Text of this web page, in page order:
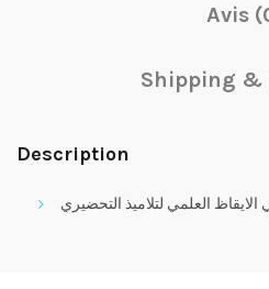
Avis
Shipping &
Description
العلمي لتلاميذ التحضيري